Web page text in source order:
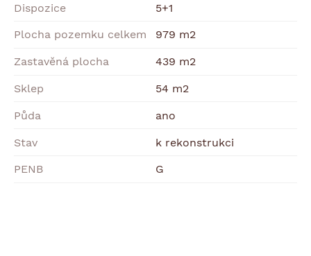
Dispozice 5+1
Plocha pozemku celkem 979 m2
Zastavěná plocha 439 m2
Sklep 54 m2
Půda ano
Stav k rekonstrukci
PENB G